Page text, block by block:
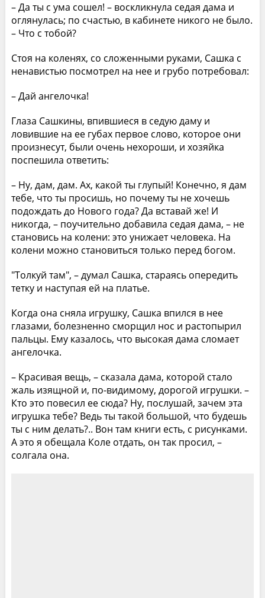
– Да ты с ума сошел! – воскликнула седая дама и
оглянулась; по счастью, в кабинете никого не было.
– Что с тобой?
Стоя на коленях, со сложенными руками, Сашка с
ненавистью посмотрел на нее и грубо потребовал:
– Дай ангелочка!
Глаза Сашкины, впившиеся в седую даму и
ловившие на ее губах первое слово, которое они
произнесут, были очень нехороши, и хозяйка
поспешила ответить:
– Ну, дам, дам. Ах, какой ты глупый! Конечно, я дам
тебе, что ты просишь, но почему ты не хочешь
подождать до Нового года? Да вставай же! И
никогда, – поучительно добавила седая дама, – не
становись на колени: это унижает человека. На
колени можно становиться только перед богом.
"Толкуй там", – думал Сашка, стараясь опередить
тетку и наступая ей на платье.
Когда она сняла игрушку, Сашка впился в нее
глазами, болезненно сморщил нос и растопырил
пальцы. Ему казалось, что высокая дама сломает
ангелочка.
– Красивая вещь, – сказала дама, которой стало
жаль изящной и, по-видимому, дорогой игрушки. –
Кто это повесил ее сюда? Ну, послушай, зачем эта
игрушка тебе? Ведь ты такой большой, что будешь
ты с ним делать?.. Вон там книги есть, с рисунками.
А это я обещала Коле отдать, он так просил, –
солгала она.